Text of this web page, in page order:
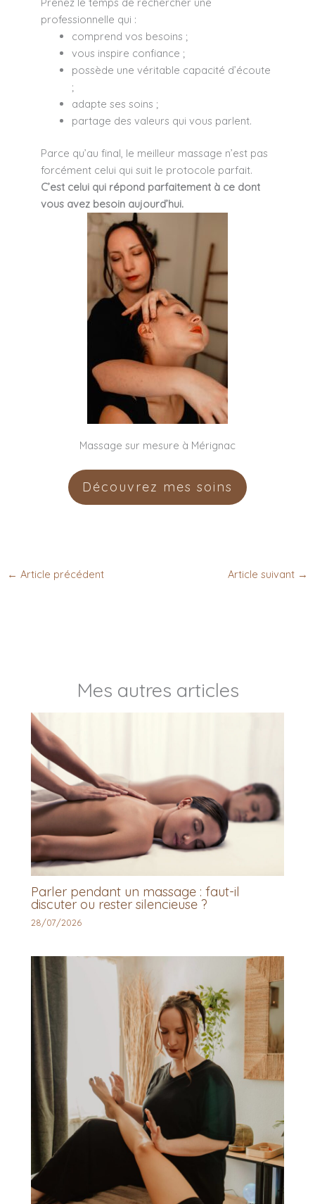
professionnelle qui :
comprend vos besoins ;
vous inspire confiance ;
possède une véritable capacité d’écoute
;
adapte ses soins ;
partage des valeurs qui vous parlent.
Parce qu’au final, le meilleur massage n’est pas
forcément celui qui suit le protocole parfait.
C’est celui qui répond parfaitement à ce dont
vous avez besoin aujourd’hui.
Massage sur mesure à Mérignac
Découvrez mes soins
← Article précédent Article suivant →
Mes autres articles
Parler pendant un massage : faut-il
discuter ou rester silencieuse ?
28/07/2026